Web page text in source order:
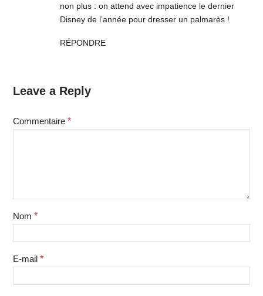
non plus : on attend avec impatience le dernier
Disney de l’année pour dresser un palmarès !
RÉPONDRE
Leave a Reply
Commentaire *
Nom *
E-mail *